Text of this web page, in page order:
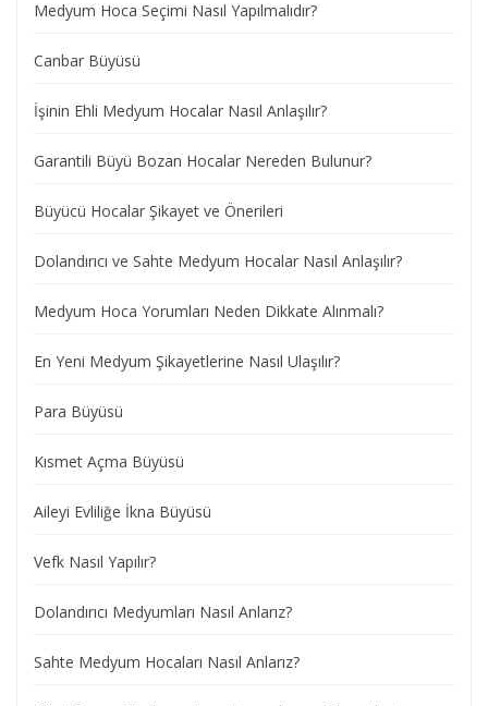
Medyum Hoca Seçimi Nasıl Yapılmalıdır?
Canbar Büyüsü
İşinin Ehli Medyum Hocalar Nasıl Anlaşılır?
Garantili Büyü Bozan Hocalar Nereden Bulunur?
Büyücü Hocalar Şikayet ve Önerileri
Dolandırıcı ve Sahte Medyum Hocalar Nasıl Anlaşılır?
Medyum Hoca Yorumları Neden Dikkate Alınmalı?
En Yeni Medyum Şikayetlerine Nasıl Ulaşılır?
Para Büyüsü
Kısmet Açma Büyüsü
Aileyi Evliliğe İkna Büyüsü
Vefk Nasıl Yapılır?
Dolandırıcı Medyumları Nasıl Anlarız?
Sahte Medyum Hocaları Nasıl Anlarız?